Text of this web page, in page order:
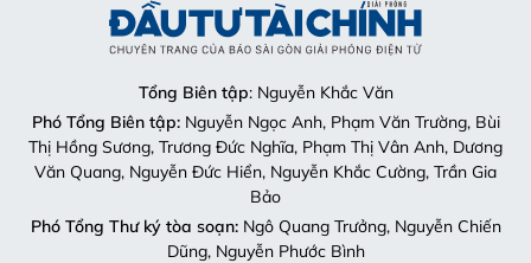
Tổng Biên tập: Nguyễn Khắc Văn
Phó Tổng Biên tập:Nguyễn Ngọc Anh, Phạm Văn Trường, Bùi
Thị Hồng Sương, Trương Đức Nghĩa, Phạm Thị Vân Anh, Dương
Văn Quang, Nguyễn Đức Hiển, Nguyễn Khắc Cường, Trần Gia
Bảo
Phó Tổng Thư ký tòa soạn:Ngô Quang Trưởng, Nguyễn Chiến
Dũng, Nguyễn Phước Bình